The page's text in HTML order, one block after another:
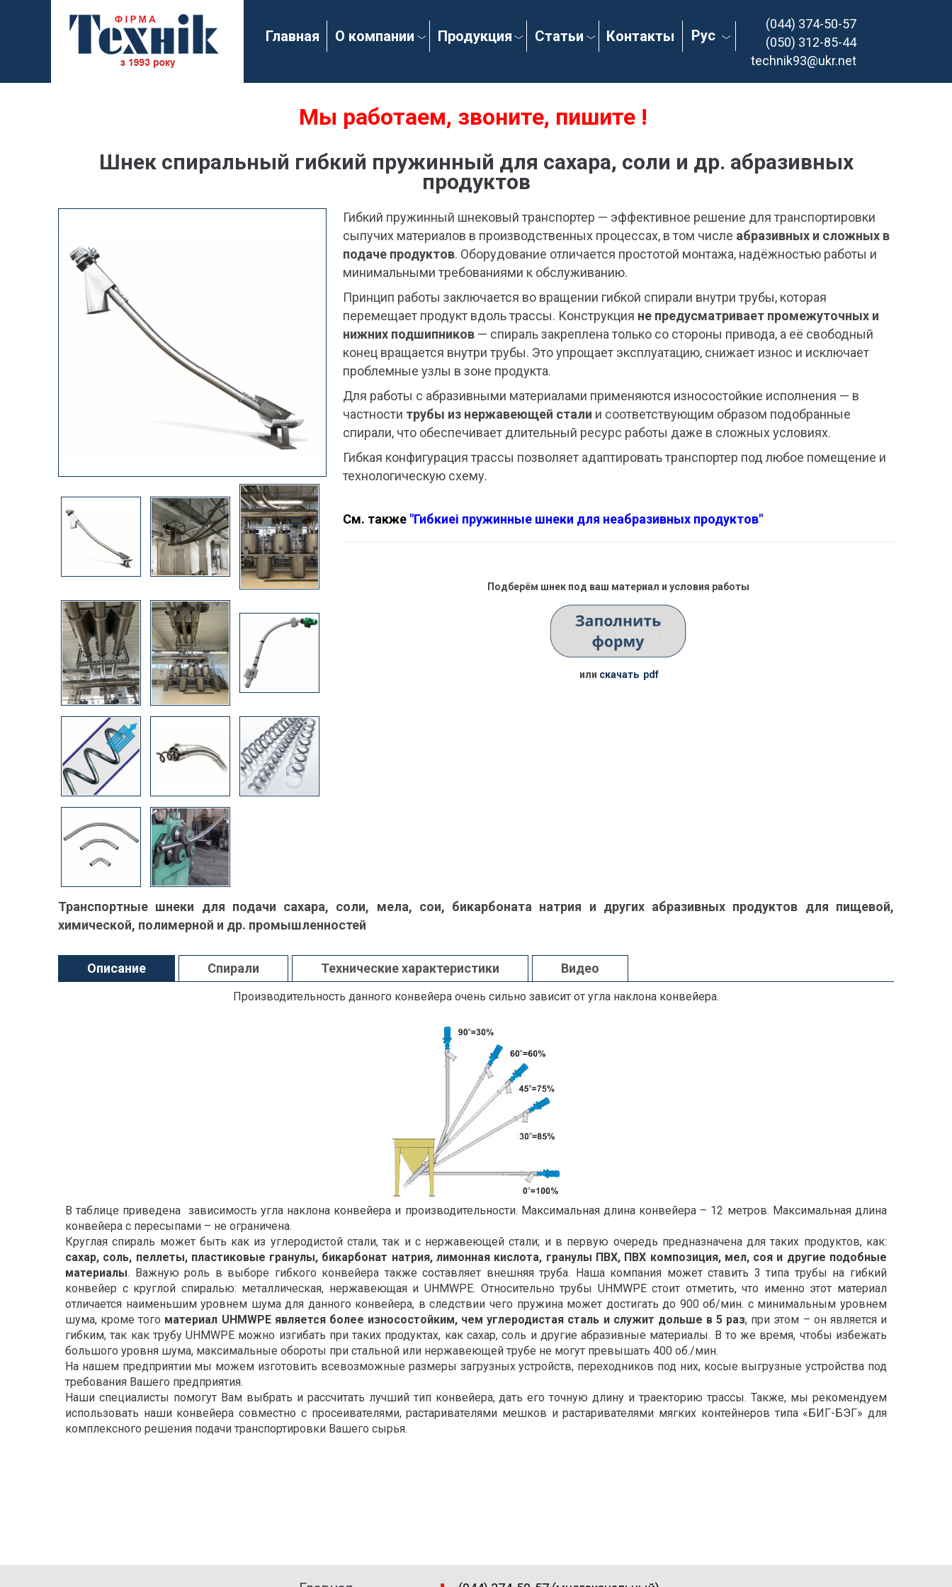
Главная О компании Продукция Статьи Контакты Рус
(044) 374-50-57
(050) 312-85-44
technik93@ukr.net
Мы работаем, звоните, пишите !
Шнек спиральный гибкий пружинный для сахара, соли и др. абразивных
продуктов
Гибкий пружинный шнековый транспортер — эффективное решение для транспортировки
сыпучих материалов в производственных процессах, в том числе абразивных и сложных в
подаче продуктов. Оборудование отличается простотой монтажа, надёжностью работы и
минимальными требованиями к обслуживанию.
Принцип работы заключается во вращении гибкой спирали внутри трубы, которая
перемещает продукт вдоль трассы. Конструкция не предусматривает промежуточных и
нижних подшипников— спираль закреплена только со стороны привода, а её свободный
конец вращается внутри трубы. Это упрощает эксплуатацию, снижает износ и исключает
проблемные узлы в зоне продукта.
Для работы с абразивными материалами применяются износостойкие исполнения — в
частности трубы из нержавеющей стали и соответствующим образом подобранные
спирали, что обеспечивает длительный ресурс работы даже в сложных условиях.
Гибкая конфигурация трассы позволяет адаптировать транспортер под любое помещение и
технологическую схему.
См. также "Гибкиеі пружинные шнеки для неабразивных продуктов"
Подберём шнек под ваш материал и условия работы
или скачать pdf
Транспортные шнеки для подачи сахара, соли, мела, сои, бикарбоната натрия и других абразивных продуктов для пищевой,
химической, полимерной и др. промышленностей
Описание
Производительность данного конвейера очень сильно зависит от угла наклона конвейера.
В таблице приведена зависимость угла наклона конвейера и производительности. Максимальная длина конвейера – 12 метров. Максимальная длина
конвейера с пересыпами – не ограничена.
Круглая спираль может быть как из углеродистой стали, так и с нержавеющей стали; и в первую очередь предназначена для таких продуктов, как:
сахар, соль, пеллеты, пластиковые гранулы, бикарбонат натрия, лимонная кислота, гранулы ПВХ, ПВХ композиция, мел, соя и другие подобные
материалы. Важную роль в выборе гибкого конвейера также составляет внешняя труба. Наша компания может ставить 3 типа трубы на гибкий
конвейер с круглой спиралью: металлическая, нержавеющая и UHMWPE. Относительно трубы UHMWPE стоит отметить, что именно этот материал
отличается наименьшим уровнем шума для данного конвейера, в следствии чего пружина может достигать до 900 об/мин. с минимальным уровнем
шума, кроме того материал UHMWPE является более износостойким, чем углеродистая сталь и служит дольше в 5 раз, при этом – он является и
гибким, так как трубу UHMWPE можно изгибать при таких продуктах, как сахар, соль и другие абразивные материалы. В то же время, чтобы избежать
большого уровня шума, максимальные обороты при стальной или нержавеющей трубе не могут превышать 400 об./мин.
На нашем предприятии мы можем изготовить всевозможные размеры загрузных устройств, переходников под них, косые выгрузные устройства под
требования Вашего предприятия.
Наши специалисты помогут Вам выбрать и рассчитать лучший тип конвейера, дать его точную длину и траекторию трассы. Также, мы рекомендуем
использовать наши конвейера совместно с просеивателями, растаривателями мешков и растаривателями мягких контейнеров типа «БИГ-БЭГ» для
комплексного решения подачи транспортировки Вашего сырья.
Спирали Технические характеристики Видео